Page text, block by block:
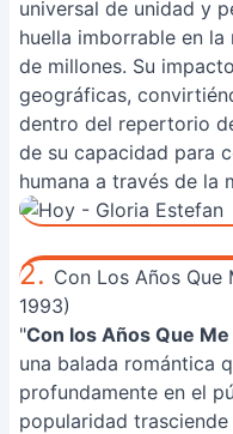
universal de unidad y
huella imborrable en
de millones. Su
geográficas,
dentro del repertorio
de su capacidad para
humana a través de la
2. Con Los Años Que
1993)
"Con los Años Que
una balada romántica
profundamente en el
popularidad